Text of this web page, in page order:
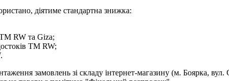
, діятиме стандартна знижка:
RW та Giza;
ТМ RW;
замовлень зі складу інтернет-магазину (м. Боярка, вул.